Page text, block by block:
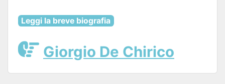
Leggi la breve biografia
Giorgio De Chirico